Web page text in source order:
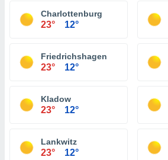
Charlottenburg
23° 12°
Friedrichshagen
23° 12°
Kladow
23° 12°
Lankwitz
23° 12°